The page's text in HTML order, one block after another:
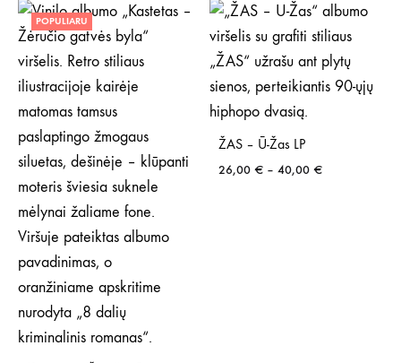
POPULIARU
ŽAS – Ū-Žas LP
26,00 € – 40,00 €Price